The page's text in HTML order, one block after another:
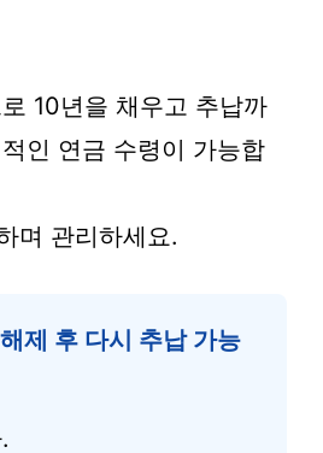
10년을 채우고 추납까
인 연금 수령이 가능합
며 관리하세요.
제 후 다시 추납 가능